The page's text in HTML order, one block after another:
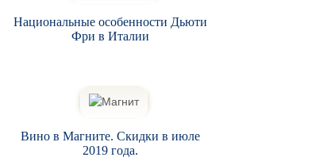
Национальные особенности Дьюти
Фри в Италии
Вино в Магните. Скидки в июле
2019 года.